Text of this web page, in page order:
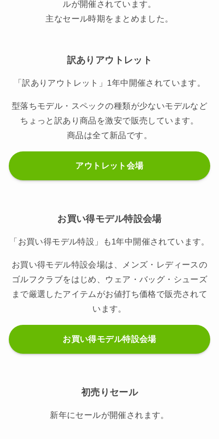
ルが開催されています。
主なセール時期をまとめました。
訳ありアウトレット
「訳ありアウトレット」1年中開催されています。
型落ちモデル・スペックの種類が少ないモデルなど
ちょっと訳あり商品を激安で販売しています。
商品は全て新品です。
アウトレット会場
お買い得モデル特設会場
「お買い得モデル特設」も1年中開催されています。
お買い得モデル特設会場は、メンズ・レディースの
ゴルフクラブをはじめ、ウェア・バッグ・シューズ
まで厳選したアイテムがお値打ち価格で販売されて
います。
お買い得モデル特設会場
初売りセール
新年にセールが開催されます。